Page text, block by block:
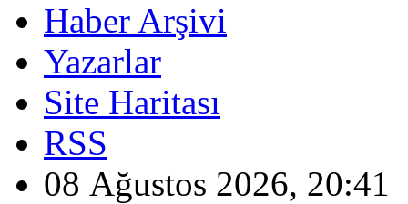
Haber Arşivi
Yazarlar
Site Haritası
RSS
08 Ağustos 2026, 20:41